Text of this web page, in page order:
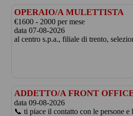
OPERAIO/A MULETTISTA
€1600 - 2000 per mese
data 07-08-2026
al centro s.p.a., filiale di trento,
ADDETTO/A FRONT
data 09-08-2026
📞 ti piace il contatto con le persone e